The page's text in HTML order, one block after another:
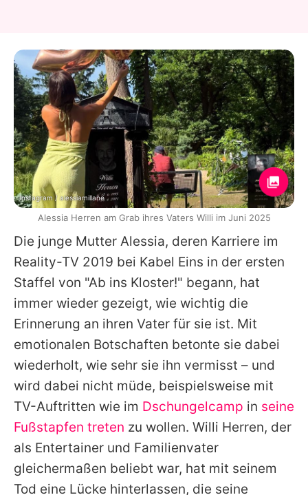
Die junge Mutter Alessia, deren Karriere im
Reality-TV 2019 bei Kabel Eins in der ersten
Staffel von "Ab ins Kloster!" begann, hat
immer wieder gezeigt, wie wichtig die
Erinnerung an ihren Vater für sie ist. Mit
emotionalen Botschaften betonte sie dabei
wiederholt, wie sehr sie ihn vermisst – und
wird dabei nicht müde, beispielsweise mit
TV-Auftritten wie im Dschungelcamp in seine
Fußstapfen treten zu wollen. Willi Herren, der
als Entertainer und Familienvater
gleichermaßen beliebt war, hat mit seinem
Tod eine Lücke hinterlassen, die seine
Instagram / alessiamillane
Alessia Herren am Grab ihres Vaters Willi im Juni 2025